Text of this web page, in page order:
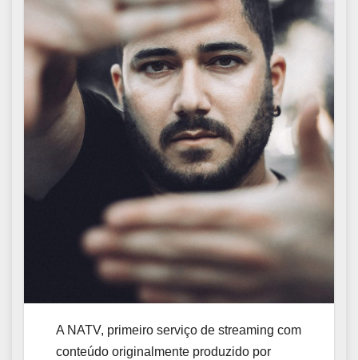
A NATV, primeiro serviço de streaming com
conteúdo originalmente produzido por